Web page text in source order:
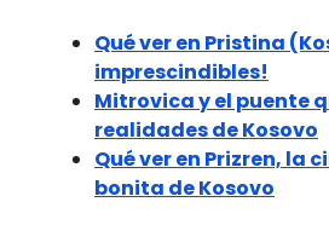
Qué ver en Pristina
imprescindibles!
Mitrovica y el puente
realidades de Kosovo
Qué ver en Prizren, la
bonita de Kosovo